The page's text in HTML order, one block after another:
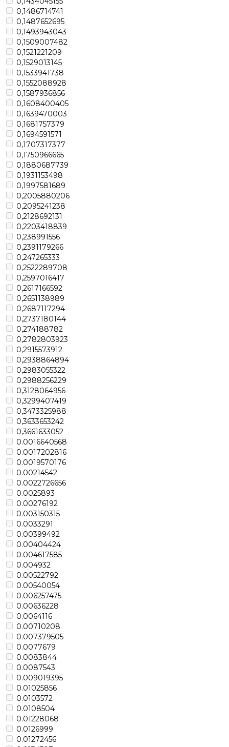
0,1486714741
0,1487652695
0,1493943043
0,1509007482
0,1521221209
0,1529013145
0,1533941738
0,1552088928
0,1587936856
0,1608400405
0,1639470003
0,1681757379
0,1694591571
0,1707317377
0,1750966665
0,1880687739
0,1931153498
0,1997581689
0,2005880206
0,2095241238
0,2128692131
0,2203418839
0,238991556
0,2391179266
0,247265333
0,2522289708
0,2597016417
0,2617166592
0,2651138989
0,2687117294
0,2737180144
0,274188782
0,2782803923
0,2915573912
0,2938864894
0,2983055322
0,2988256229
0,3128064956
0,3299407419
0,3473325988
0,3633653242
0,3661633052
0.0016640568
0.0017202816
0.0019570176
0.00214542
0.0022726656
0.0025893
0.00276192
0.003150315
0.0033291
0.00399492
0.00404424
0.004617585
0.004932
0.00522792
0.00540054
0.006257475
0.00636228
0.0064116
0.00710208
0.007379505
0.0077679
0.0083844
0.0087543
0.009019395
0.01025856
0.0103572
0.0108504
0.01228068
0.0126999
0.01272456